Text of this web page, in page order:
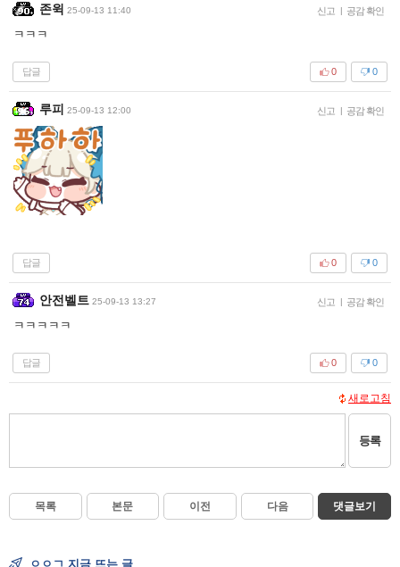
존윅 25-09-13 11:40 신고 | 공감 확인
ㅋㅋㅋ
답글 0
0
루피 25-09-13 12:00 신고 | 공감 확인
답글 0
0
안전벨트 25-09-13 13:27 신고 | 공감 확인
ㅋㅋㅋㅋㅋ
답글 0
0
새로고침
등록
목록 본문 이전 다음 댓글보기
ㅇㅇㄱ 지금 뜨는 글